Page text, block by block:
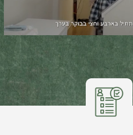
Unmute Loaded
0%
:
0%